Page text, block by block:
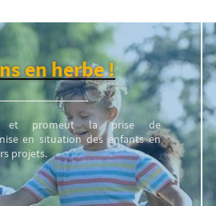
en herbe !
et promeut la prise de
en situation des enfants en
projets.